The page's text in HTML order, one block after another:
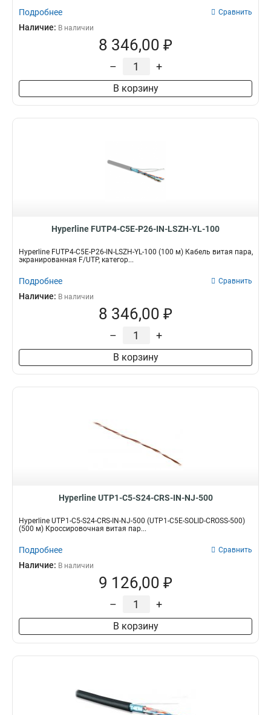
Подробнее Сравнить
Наличие: В наличии
8 346,00 ₽
– +
В корзину
Hyperline FUTP4-C5E-P26-IN-LSZH-YL-100
Hyperline FUTP4-C5E-P26-IN-LSZH-YL-100 (100 м) Кабель витая пара,
экранированная F/UTP, категор...
Подробнее Сравнить
Наличие: В наличии
8 346,00 ₽
– +
В корзину
Hyperline UTP1-C5-S24-CRS-IN-NJ-500
Hyperline UTP1-C5-S24-CRS-IN-NJ-500 (UTP1-C5E-SOLID-CROSS-500)
(500 м) Кроссировочная витая пар...
Подробнее Сравнить
Наличие: В наличии
9 126,00 ₽
– +
В корзину